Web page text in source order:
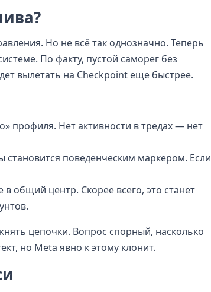
Но не всё так однозначно. Теперь
По факту, пустой саморег без
вылетать на Checkpoint еще быстрее.
профиля. Нет активности в тредах — нет
становится поведенческим маркером. Если
общий центр. Скорее всего, это станет
цепочки. Вопрос спорный, насколько
но Meta явно к этому клонит.